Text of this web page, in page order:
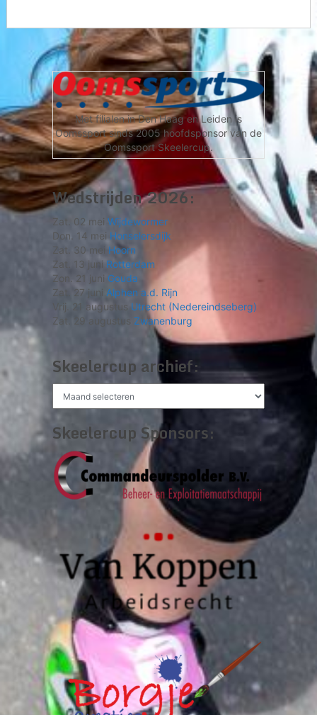
Met filialen in Den Haag en Leiden is
Oomssport sinds 2005 hoofdsponsor van de
Oomssport Skeelercup.
Wedstrijden 2026:
Zat. 02 mei Wijdewormer
Don. 14 mei Honselersdijk
Zat. 30 mei Hoorn
Zat. 13 juni Rotterdam
Zon. 21 juni Gouda
Zat. 27 juni Alphen a.d. Rijn
Vrij. 21 augustus Utrecht (Nedereindseberg)
Zat. 29 augustus Zwanenburg
Skeelercup archief:
archief:
Skeelercup Sponsors: